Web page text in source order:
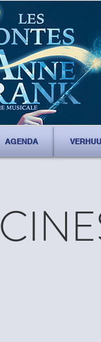
AGENDA